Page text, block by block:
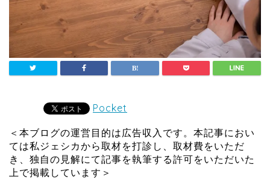
Pocket
＜本ブログの運営目的は広告収入です。本記事におい
ては私ジェシカから取材を打診し、取材費をいただ
き、独自の見解にて記事を執筆する許可をいただいた
上で掲載しています＞